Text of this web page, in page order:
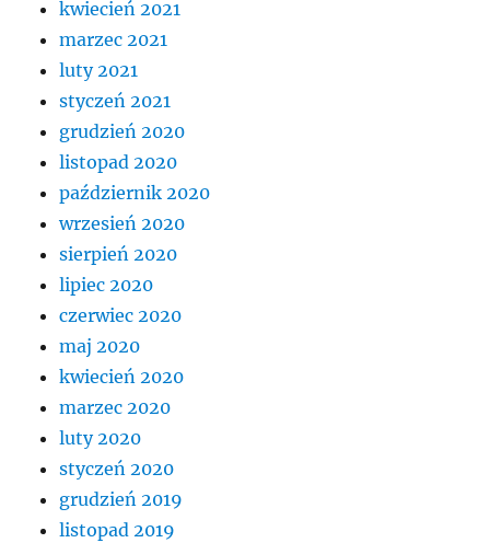
kwiecień 2021
marzec 2021
luty 2021
styczeń 2021
grudzień 2020
listopad 2020
październik 2020
wrzesień 2020
sierpień 2020
lipiec 2020
czerwiec 2020
maj 2020
kwiecień 2020
marzec 2020
luty 2020
styczeń 2020
grudzień 2019
listopad 2019